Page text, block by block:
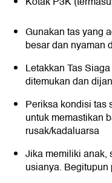
Gunakan tas yang
besar dan nyaman
Letakkan Tas
ditemukan dan
Periksa kondisi tas
untuk memastikan
rusak/kadaluarsa
Jika memiliki anak,
usianya.